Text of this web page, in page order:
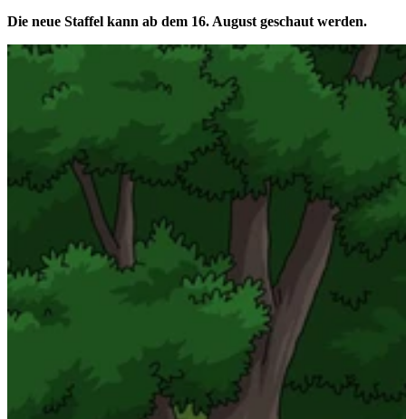
Die neue Staffel kann ab dem 16. August geschaut werden.